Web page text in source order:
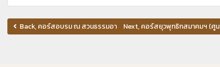
Back, คอร์สอบรม ณ สวนธรรมอารี วันที่ 1-3 พ.ย.67
Next, คอร์สยุวพุทธิกสมาคมฯ (ศู